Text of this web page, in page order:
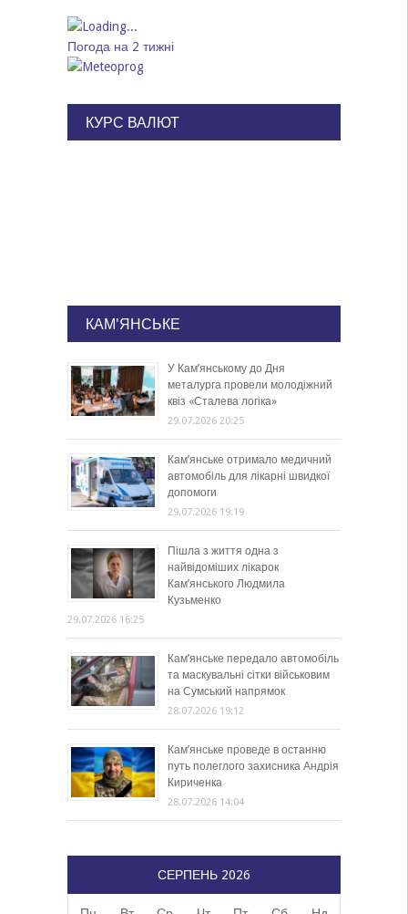
Погода на 2 тижні
КУРС ВАЛЮТ
КАМ'ЯНСЬКЕ
У Кам’янському до Дня
металурга провели молодіжний
квіз «Сталева логіка»
29.07.2026 20:25
Кам’янське отримало медичний
автомобіль для лікарні швидкої
допомоги
29.07.2026 19:19
Пішла з життя одна з
найвідоміших лікарок
Кам’янського Людмила
Кузьменко
29.07.2026 16:25
Кам’янське передало автомобіль
та маскувальні сітки військовим
на Сумський напрямок
28.07.2026 19:12
Кам’янське проведе в останню
путь полеглого захисника Андрія
Кириченка
28.07.2026 14:04
СЕРПЕНЬ 2026